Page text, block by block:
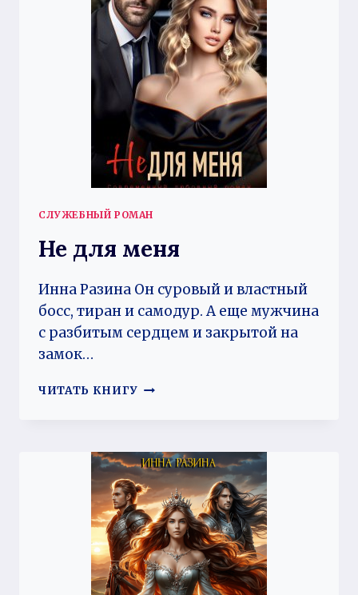
СЛУЖЕБНЫЙ РОМАН
Не для меня
Инна Разина Он суровый и властный
босс, тиран и самодур. А еще мужчина
с разбитым сердцем и закрытой на
замок…
ЧИТАТЬ КНИГУ НЕ